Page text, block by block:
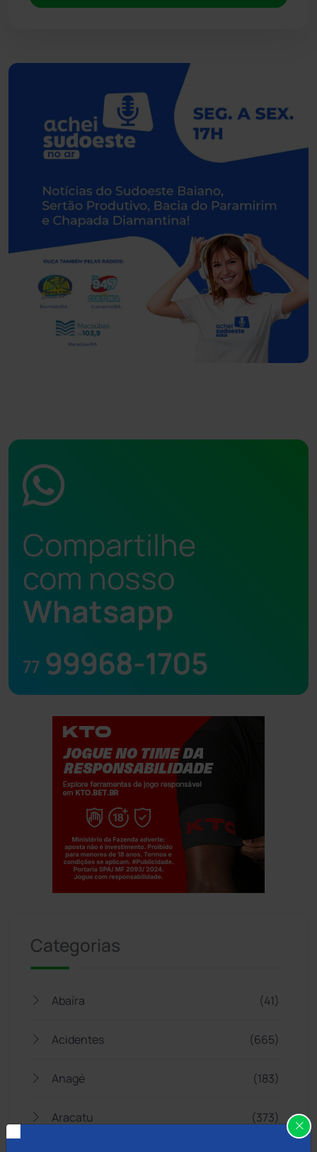
Compartilhe
com nosso
Whatsapp
77 99968-1705
Categorias
Abaíra (41)
Acidentes (665)
Anagé (183)
Aracatu (373)